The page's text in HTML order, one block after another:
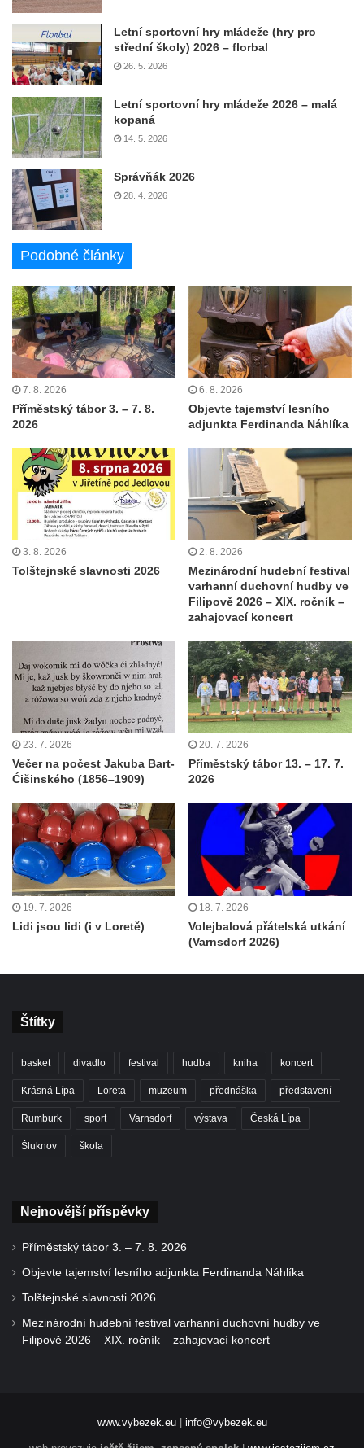
Letní sportovní hry mládeže (hry pro
střední školy) 2026 – florbal
26. 5. 2026
Letní sportovní hry mládeže 2026 – malá
kopaná
14. 5. 2026
Správňák 2026
28. 4. 2026
Podobné články
7. 8. 2026
Příměstský tábor 3. – 7. 8.
2026
6. 8. 2026
Objevte tajemství lesního
adjunkta Ferdinanda Náhlíka
3. 8. 2026
Tolštejnské slavnosti 2026
2. 8. 2026
Mezinárodní hudební festival
varhanní duchovní hudby ve
Filipově 2026 – XIX. ročník –
zahajovací koncert
23. 7. 2026
Večer na počest Jakuba Bart-
Ćišinského (1856–1909)
20. 7. 2026
Příměstský tábor 13. – 17. 7.
2026
19. 7. 2026
Lidi jsou lidi (i v Loretě)
18. 7. 2026
Volejbalová přátelská utkání
(Varnsdorf 2026)
Štítky
basket divadlo festival hudba kniha koncert
Krásná Lípa Loreta muzeum přednáška představení
Rumburk sport Varnsdorf výstava Česká Lípa
Šluknov škola
Nejnovější příspěvky
Příměstský tábor 3. – 7. 8. 2026
Objevte tajemství lesního adjunkta Ferdinanda Náhlíka
Tolštejnské slavnosti 2026
Mezinárodní hudební festival varhanní duchovní hudby ve
Filipově 2026 – XIX. ročník – zahajovací koncert
www.vybezek.eu| info@vybezek.eu